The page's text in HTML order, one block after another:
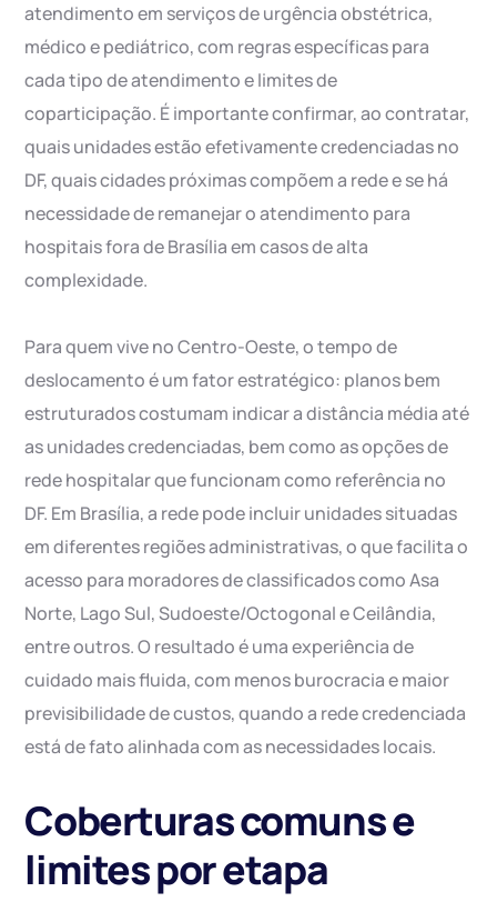
atendimento em serviços de urgência obstétrica,
médico e pediátrico, com regras específicas para
cada tipo de atendimento e limites de
coparticipação. É importante confirmar, ao contratar,
quais unidades estão efetivamente credenciadas no
DF, quais cidades próximas compõem a rede e se há
necessidade de remanejar o atendimento para
hospitais fora de Brasília em casos de alta
complexidade.
Para quem vive no Centro-Oeste, o tempo de
deslocamento é um fator estratégico: planos bem
estruturados costumam indicar a distância média até
as unidades credenciadas, bem como as opções de
rede hospitalar que funcionam como referência no
DF. Em Brasília, a rede pode incluir unidades situadas
em diferentes regiões administrativas, o que facilita o
acesso para moradores de classificados como Asa
Norte, Lago Sul, Sudoeste/Octogonal e Ceilândia,
entre outros. O resultado é uma experiência de
cuidado mais fluida, com menos burocracia e maior
previsibilidade de custos, quando a rede credenciada
está de fato alinhada com as necessidades locais.
Coberturas comuns e
limites por etapa